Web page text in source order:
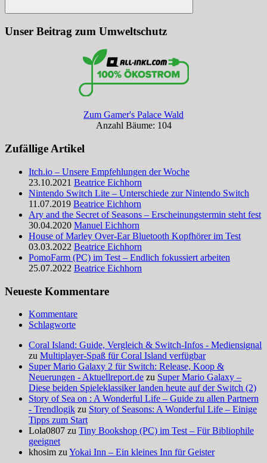
Suchen
Unser Beitrag zum Umweltschutz
Zum Gamer's Palace Wald
Anzahl Bäume: 104
Zufällige Artikel
Itch.io – Unsere Empfehlungen der Woche
23.10.2021 Beatrice Eichhorn
Nintendo Switch Lite – Unterschiede zur Nintendo Switch
11.07.2019 Beatrice Eichhorn
Ary and the Secret of Seasons – Erscheinungstermin steht fest
30.04.2020 Manuel Eichhorn
House of Marley Over-Ear Bluetooth Kopfhörer im Test
03.03.2022 Beatrice Eichhorn
PomoFarm (PC) im Test – Endlich fokussiert arbeiten
25.07.2022 Beatrice Eichhorn
Neueste Kommentare
Kommentare
Schlagworte
Coral Island: Guide, Vergleich & Switch-Infos - Mediensignal
zu Multiplayer-Spaß für Coral Island verfügbar
Super Mario Galaxy 2 für Switch: Release, Koop &
Neuerungen - Aktuellreport.de zu Super Mario Galaxy –
Diese beiden Spieleklassiker landen heute auf der Switch (2)
Story of Sea on : A Wonderful Life – Guide zu allen Partnern
- Trendlogik zu Story of Seasons: A Wonderful Life – Einige
Tipps zum Start
Lola0807 zu Tiny Bookshop (PC) im Test – Für Bibliophile
geeignet
khosim zu Yokai Inn – Ein kleines Inn für Geister